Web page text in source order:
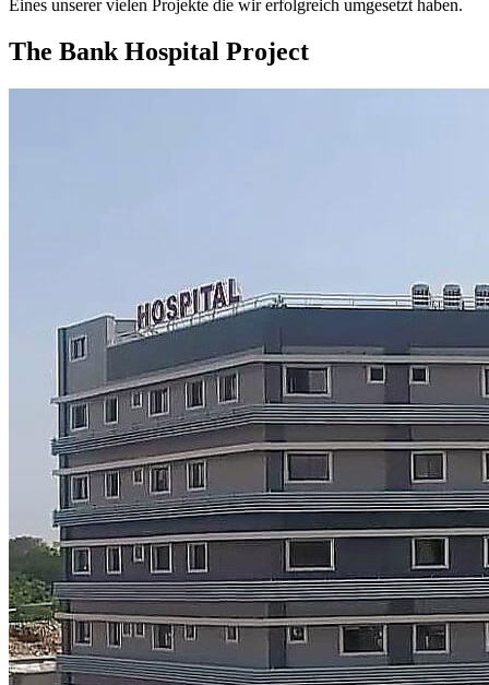
Eines unserer vielen Projekte die wir erfolgreich umgesetzt haben.
The Bank Hospital Project